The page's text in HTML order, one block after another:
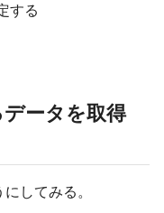
する
ータを取得
してみる。